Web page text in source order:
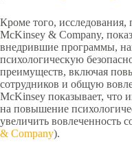
Кроме того,
McKinsey & Company,
внедрившие программы,
психологическую
преимуществ, включая
сотрудников и общую
McKinsey показывает, что
на повышение
увеличить вовлеченность
& Company).